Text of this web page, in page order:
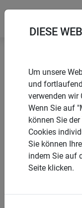
Startseite Töpfe
PRODUKTE
PIKIER-
DIESE
Um unsere
und
verwenden wir
Wenn Sie auf
können Sie
Cookies
Sie können
indem Sie auf
Seite klicken.